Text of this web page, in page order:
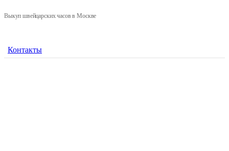
Выкуп швейцарских часов в Москве
Контакты